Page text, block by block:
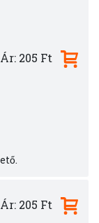
Ár: 205 Ft
Ár: 205 Ft